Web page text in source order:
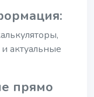
актуальные
прямо